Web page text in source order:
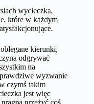
wycieczka,
które w każdym
kierunki,
odgrywać
na
wyzwanie
czymś takim
jest więc